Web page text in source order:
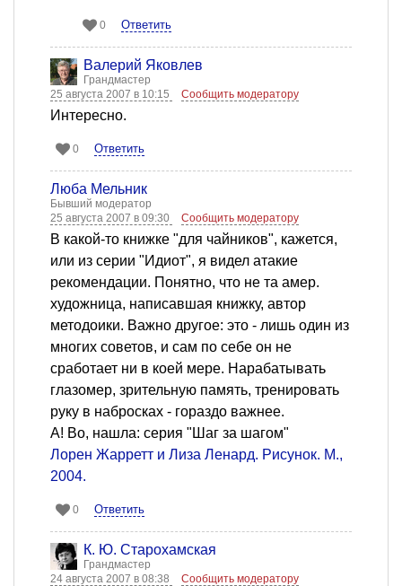
0 Ответить
Валерий Яковлев
Грандмастер
25 августа 2007 в 10:15
Сообщить модератору
Интересно.
0 Ответить
Люба Мельник
Бывший модератор
25 августа 2007 в 09:30
Сообщить модератору
В какой-то книжке "для чайников", кажется,
или из серии "Идиот", я видел атакие
рекомендации. Понятно, что не та амер.
художница, написавшая книжку, автор
методоики. Важно другое: это - лишь один из
многих советов, и сам по себе он не
сработает ни в коей мере. Нарабатывать
глазомер, зрительную память, тренировать
руку в набросках - гораздо важнее.
А! Во, нашла: серия "Шаг за шагом"
Лорен Жарретт и Лиза Ленард. Рисунок. М.,
2004.
0 Ответить
К. Ю. Старохамская
Грандмастер
24 августа 2007 в 08:38
Сообщить модератору